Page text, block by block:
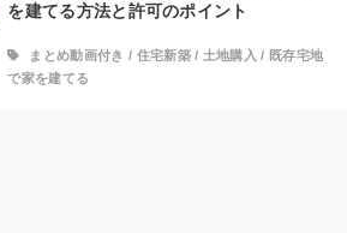
を建てる方法と許可のポイント
まとめ動画付き / 住宅新築/ 土地購入 / 既存宅地
で家を建てる